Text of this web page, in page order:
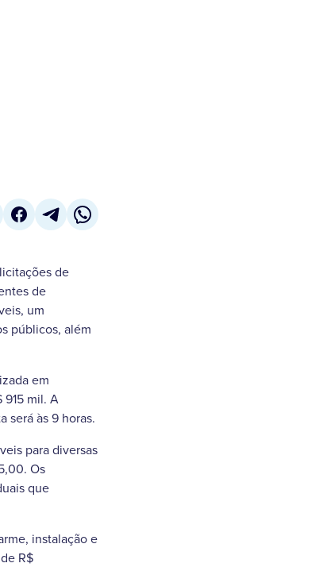
de
de
um
públicos, além
em
915 mil. A
será às 9 horas.
para diversas
Os
que
instalação e
R$